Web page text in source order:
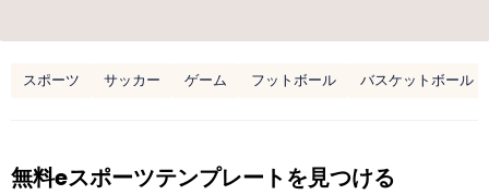
スポーツ サッカー ゲーム フットボール バスケットボール
無料eスポーツテンプレートを見つける